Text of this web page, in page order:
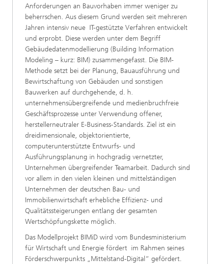
Anforderungen an Bauvorhaben immer weniger zu
beherrschen. Aus diesem Grund werden seit mehreren
Jahren intensiv neue IT-gestützte Verfahren entwickelt
und erprobt. Diese werden unter dem Begriff
Gebäudedatenmodellierung (Building Information
Modeling – kurz: BIM) zusammengefasst. Die BIM-
Methode setzt bei der Planung, Bauausführung und
Bewirtschaftung von Gebäuden und sonstigen
Bauwerken auf durchgehende, d. h.
unternehmensübergreifende und medienbruchfreie
Geschäftsprozesse unter Verwendung offener,
herstellerneutraler E-Business-Standards. Ziel ist ein
dreidimensionale, objektorientierte,
computerunterstützte Entwurfs- und
Ausführungsplanung in hochgradig vernetzter,
Unternehmen übergreifender Teamarbeit. Dadurch sind
vor allem in den vielen kleinen und mittelständigen
Unternehmen der deutschen Bau- und
Immobilienwirtschaft erhebliche Effizienz- und
Qualitätssteigerungen entlang der gesamten
Wertschöpfungskette möglich.
Das Modellprojekt BIMiD wird vom Bundesministerium
für Wirtschaft und Energie fördert im Rahmen seines
Förderschwerpunkts „Mittelstand-Digital“ gefördert.